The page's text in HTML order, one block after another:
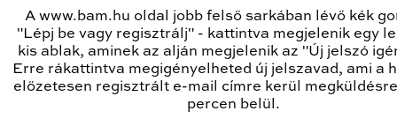
A www.bam.hu oldal jobb felső sarkában lévő kék
"Lépj be vagy regisztrálj" - kattintva megjelenik egy
kis ablak, aminek az alján megjelenik az "Új jelszó
Erre rákattintva megigényelheted új jelszavad, ami a
előzetesen regisztrált e-mail címre kerül
percen belül.